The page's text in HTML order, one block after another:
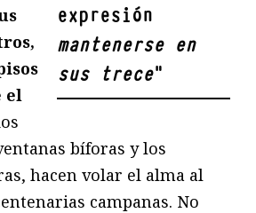
expresión
mantenerse en
sus trece"
el
bíforas y los
hacen volar el alma al
campanas. No